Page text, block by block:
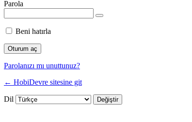
Parola
Beni hatırla
Parolanızı mı unuttunuz?
← HobiDevre sitesine git
Dil